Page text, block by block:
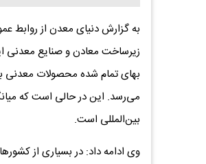
به گزارش دنیای معدن از روابط
می‌رسد. این در حالی است که
بین‌المللی است.